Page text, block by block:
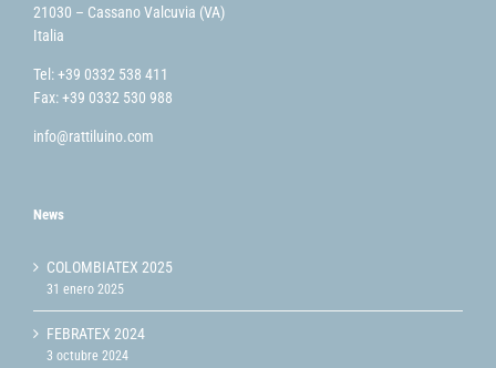
21030 – Cassano Valcuvia (VA)
Italia
Tel: +39 0332 538 411
Fax: +39 0332 530 988
info@rattiluino.com
News
COLOMBIATEX 2025
31 enero 2025
FEBRATEX 2024
3 octubre 2024